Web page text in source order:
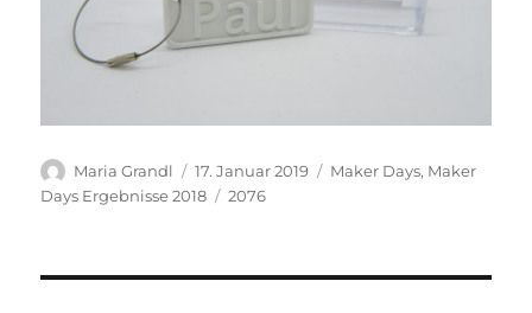
Autor
Maria Grandl
Veröffentlicht
am
17. Januar 2019 Kategorien
Maker Days, Maker
Days Ergebnisse 2018
Schlagwörter
2076